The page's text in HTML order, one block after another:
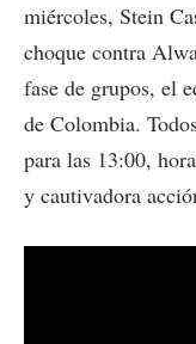
miércoles, Stein
choque contra
fase de grupos, el
de Colombia.
para las 13:00,
y cautivadora